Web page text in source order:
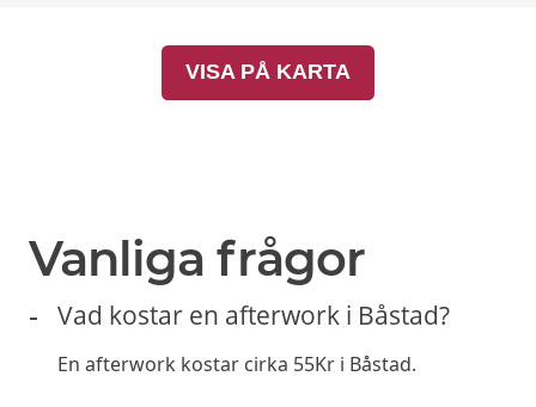
VISA PÅ KARTA
Vanliga frågor
Vad kostar en afterwork i Båstad?
En afterwork kostar cirka 55Kr i Båstad.